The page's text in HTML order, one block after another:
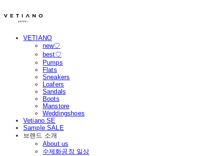
VETIANO
new♡
best♡
Pumps
Flats
Sneakers
Loafers
Sandals
Boots
Manstore
Weddingshoes
Vetiano SE
Sample SALE
브랜드 소개
About us
수제화공장 일상